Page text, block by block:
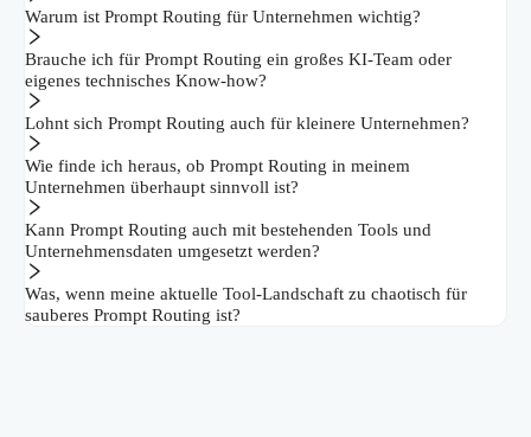
Warum ist Prompt Routing für Unternehmen wichtig?
Brauche ich für Prompt Routing ein großes KI-Team oder
eigenes technisches Know-how?
Lohnt sich Prompt Routing auch für kleinere Unternehmen?
Wie finde ich heraus, ob Prompt Routing in meinem
Unternehmen überhaupt sinnvoll ist?
Kann Prompt Routing auch mit bestehenden Tools und
Unternehmensdaten umgesetzt werden?
Was, wenn meine aktuelle Tool-Landschaft zu chaotisch für
sauberes Prompt Routing ist?